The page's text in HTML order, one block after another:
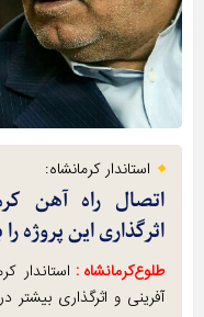
استاندار کرمانشاه:
اتصال راه آهن
اثرگذاری این پروژه
طلوع‌‌کرمانشاه : استاندار
آفرینی و اثرگذاری